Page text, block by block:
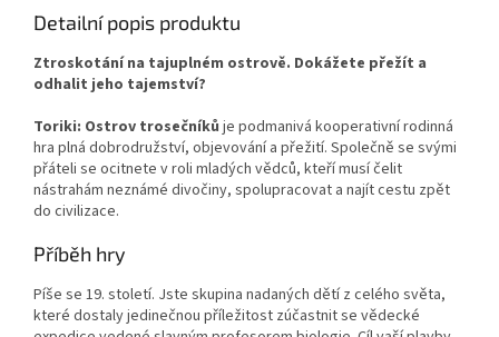
Detailní popis produktu
Ztroskotání na tajuplném ostrově. Dokážete přežít a
odhalit jeho tajemství?
Toriki: Ostrov trosečníků je podmanivá kooperativní rodinná
hra plná dobrodružství, objevování a přežití. Společně se svými
přáteli se ocitnete v roli mladých vědců, kteří musí čelit
nástrahám neznámé divočiny, spolupracovat a najít cestu zpět
do civilizace.
Příběh hry
Píše se 19. století. Jste skupina nadaných dětí z celého světa,
které dostaly jedinečnou příležitost zúčastnit se vědecké